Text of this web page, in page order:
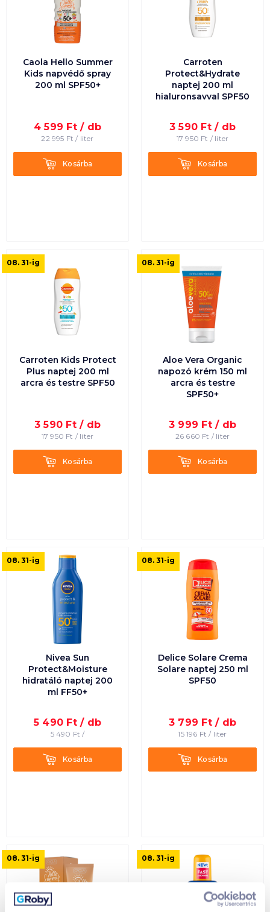
Caola Hello Summer
Kids napvédő spray
200 ml SPF50+
4 599 Ft / db
22 995 Ft / liter
KosárbaKosárba
Carroten
Protect&Hydrate
naptej 200 ml
hialuronsavval SPF50
3 590 Ft / db
17 950 Ft / liter
KosárbaKosárba
Carroten Kids Protect
Plus naptej 200 ml
arcra és testre SPF50
3 590 Ft / db
17 950 Ft / liter
KosárbaKosárba
08. 31-ig
Aloe Vera Organic
napozó krém 150 ml
arcra és testre
SPF50+
3 999 Ft / db
26 660 Ft / liter
KosárbaKosárba
08. 31-ig
Nivea Sun
Protect&Moisture
hidratáló naptej 200
ml FF50+
5 490 Ft / db
5 490 Ft /
KosárbaKosárba
08. 31-ig
Delice Solare Crema
Solare naptej 250 ml
SPF50
3 799 Ft / db
15 196 Ft / liter
KosárbaKosárba
08. 31-ig
08. 31-ig 08. 31-ig